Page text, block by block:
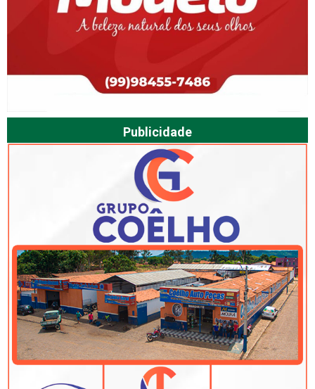
Publicidade